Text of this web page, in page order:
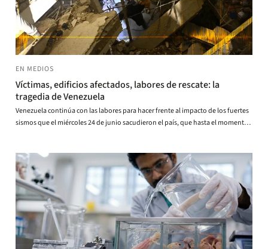
EN MEDIOS
Víctimas, edificios afectados, labores de rescate: la
tragedia de Venezuela
Venezuela continúa con las labores para hacer frente al impacto de los fuertes
sismos que el miércoles 24 de junio sacudieron el país, que hasta el momento